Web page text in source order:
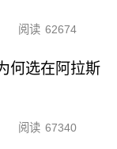
阅读 62674
何选在阿拉斯
阅读 67340